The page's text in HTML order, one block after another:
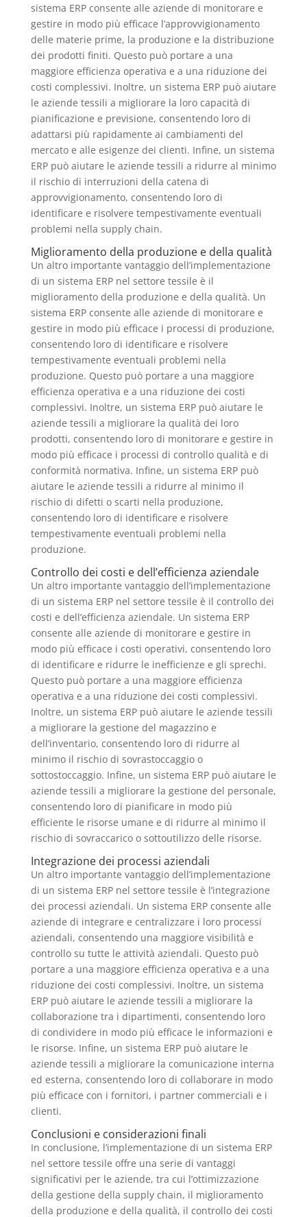
sistema ERP consente alle aziende di monitorare e
gestire in modo più efficace l’approvvigionamento
delle materie prime, la produzione e la distribuzione
dei prodotti finiti. Questo può portare a una
maggiore efficienza operativa e a una riduzione dei
costi complessivi. Inoltre, un sistema ERP può aiutare
le aziende tessili a migliorare la loro capacità di
pianificazione e previsione, consentendo loro di
adattarsi più rapidamente ai cambiamenti del
mercato e alle esigenze dei clienti. Infine, un sistema
ERP può aiutare le aziende tessili a ridurre al minimo
il rischio di interruzioni della catena di
approvvigionamento, consentendo loro di
identificare e risolvere tempestivamente eventuali
problemi nella supply chain.
Miglioramento della produzione e della qualità
Un altro importante vantaggio dell’implementazione
di un sistema ERP nel settore tessile è il
miglioramento della produzione e della qualità. Un
sistema ERP consente alle aziende di monitorare e
gestire in modo più efficace i processi di produzione,
consentendo loro di identificare e risolvere
tempestivamente eventuali problemi nella
produzione. Questo può portare a una maggiore
efficienza operativa e a una riduzione dei costi
complessivi. Inoltre, un sistema ERP può aiutare le
aziende tessili a migliorare la qualità dei loro
prodotti, consentendo loro di monitorare e gestire in
modo più efficace i processi di controllo qualità e di
conformità normativa. Infine, un sistema ERP può
aiutare le aziende tessili a ridurre al minimo il
rischio di difetti o scarti nella produzione,
consentendo loro di identificare e risolvere
tempestivamente eventuali problemi nella
produzione.
Controllo dei costi e dell’efficienza aziendale
Un altro importante vantaggio dell’implementazione
di un sistema ERP nel settore tessile è il controllo dei
costi e dell’efficienza aziendale. Un sistema ERP
consente alle aziende di monitorare e gestire in
modo più efficace i costi operativi, consentendo loro
di identificare e ridurre le inefficienze e gli sprechi.
Questo può portare a una maggiore efficienza
operativa e a una riduzione dei costi complessivi.
Inoltre, un sistema ERP può aiutare le aziende tessili
a migliorare la gestione del magazzino e
dell’inventario, consentendo loro di ridurre al
minimo il rischio di sovrastoccaggio o
sottostoccaggio. Infine, un sistema ERP può aiutare le
aziende tessili a migliorare la gestione del personale,
consentendo loro di pianificare in modo più
efficiente le risorse umane e di ridurre al minimo il
rischio di sovraccarico o sottoutilizzo delle risorse.
Integrazione dei processi aziendali
Un altro importante vantaggio dell’implementazione
di un sistema ERP nel settore tessile è l’integrazione
dei processi aziendali. Un sistema ERP consente alle
aziende di integrare e centralizzare i loro processi
aziendali, consentendo una maggiore visibilità e
controllo su tutte le attività aziendali. Questo può
portare a una maggiore efficienza operativa e a una
riduzione dei costi complessivi. Inoltre, un sistema
ERP può aiutare le aziende tessili a migliorare la
collaborazione tra i dipartimenti, consentendo loro
di condividere in modo più efficace le informazioni e
le risorse. Infine, un sistema ERP può aiutare le
aziende tessili a migliorare la comunicazione interna
ed esterna, consentendo loro di collaborare in modo
più efficace con i fornitori, i partner commerciali e i
clienti.
Conclusioni e considerazioni finali
In conclusione, l’implementazione di un sistema ERP
nel settore tessile offre una serie di vantaggi
significativi per le aziende, tra cui l’ottimizzazione
della gestione della supply chain, il miglioramento
della produzione e della qualità, il controllo dei costi